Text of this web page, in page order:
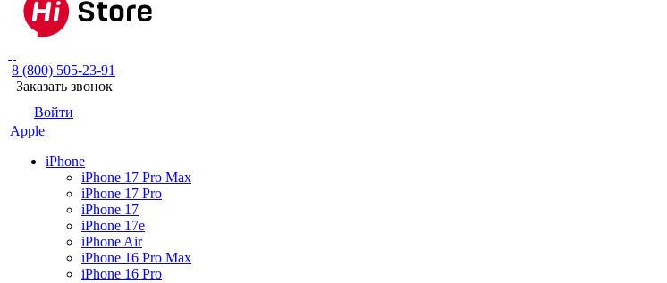
8 (800) 505-23-91
Заказать звонок
Войти
Apple
iPhone
iPhone 17 Pro Max
iPhone 17 Pro
iPhone 17
iPhone 17e
iPhone Air
iPhone 16 Pro Max
iPhone 16 Pro